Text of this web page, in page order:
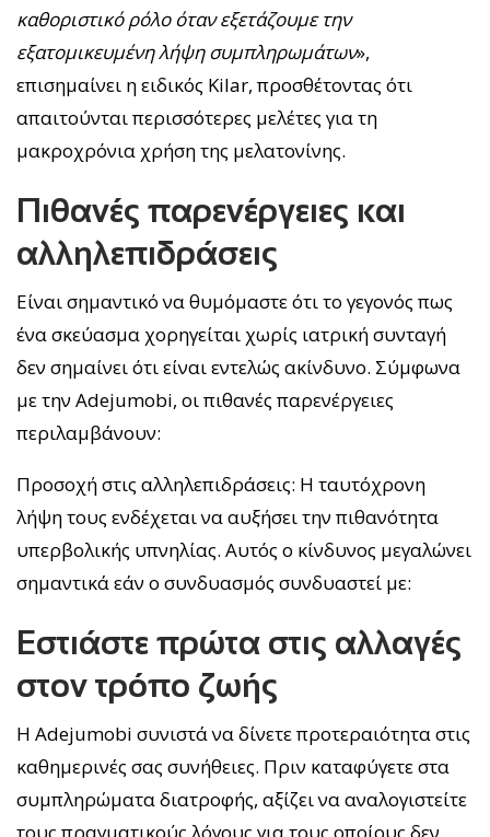
καθοριστικό ρόλο όταν εξετάζουμε την
εξατομικευμένη λήψη συμπληρωμάτων»,
επισημαίνει η ειδικός Kilar, προσθέτοντας ότι
απαιτούνται περισσότερες μελέτες για τη
μακροχρόνια χρήση της μελατονίνης.
Πιθανές παρενέργειες και
αλληλεπιδράσεις
Είναι σημαντικό να θυμόμαστε ότι το γεγονός πως
ένα σκεύασμα χορηγείται χωρίς ιατρική συνταγή
δεν σημαίνει ότι είναι εντελώς ακίνδυνο. Σύμφωνα
με την Adejumobi, οι πιθανές παρενέργειες
περιλαμβάνουν:
Προσοχή στις αλληλεπιδράσεις: Η ταυτόχρονη
λήψη τους ενδέχεται να αυξήσει την πιθανότητα
υπερβολικής υπνηλίας. Αυτός ο κίνδυνος μεγαλώνει
σημαντικά εάν ο συνδυασμός συνδυαστεί με:
Εστιάστε πρώτα στις αλλαγές
στον τρόπο ζωής
Η Adejumobi συνιστά να δίνετε προτεραιότητα στις
καθημερινές σας συνήθειες. Πριν καταφύγετε στα
συμπληρώματα διατροφής, αξίζει να αναλογιστείτε
τους πραγματικούς λόγους για τους οποίους δεν